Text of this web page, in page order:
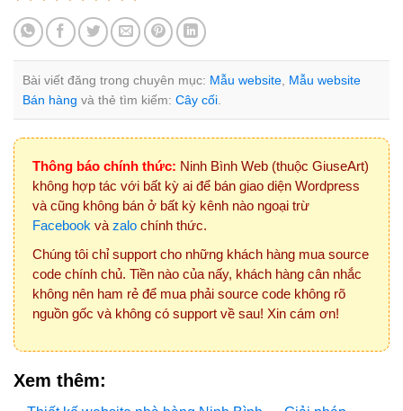
Bài viết đăng trong chuyên mục: Mẫu website Mẫu website
Bán hàng và thẻ tìm kiếm: Cây cối
Thông báo chính thức: Ninh Bình Web (thuộc GiuseArt)
không hợp tác với bất kỳ ai để bán giao diện Wordpress
và cũng không bán ở bất kỳ kênh nào ngoại trừ
Facebook và zalo chính thức.
Chúng tôi chỉ support cho những khách hàng mua source
code chính chủ. Tiền nào của nấy, khách hàng cân nhắc
không nên ham rẻ để mua phải source code không rõ
nguồn gốc và không có support về sau! Xin cám ơn!
Xem thêm: